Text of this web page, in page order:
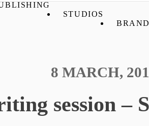
STUDIOS
8 MARCH,
session –